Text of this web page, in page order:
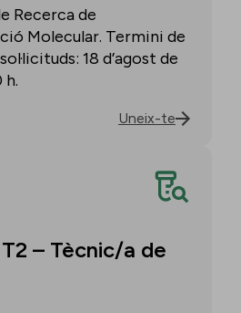
Recerca de
Molecular. Termini de
18 d’agost de
h.
Uneix-te
– Tècnic/a de